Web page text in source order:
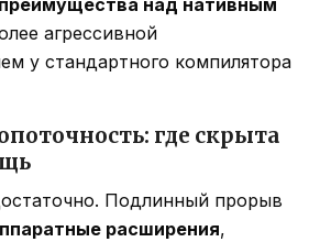
агрессивной
у стандартного компилятора
где скрыта
Подлинный прорыв
расширения,